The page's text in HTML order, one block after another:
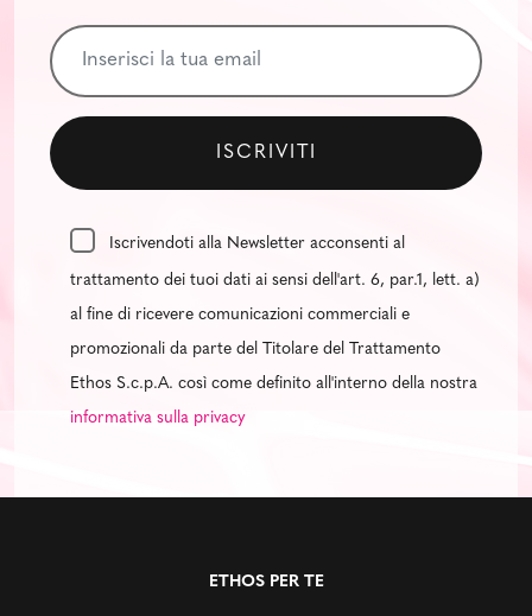
Iscrivendoti alla Newsletter acconsenti al
trattamento dei tuoi dati ai sensi dell'art. 6, par.1, lett. a)
al fine di ricevere comunicazioni commerciali e
promozionali da parte del Titolare del Trattamento
Ethos S.c.p.A. così come definito all'interno della nostra
informativa sulla privacy
ETHOS PER TE